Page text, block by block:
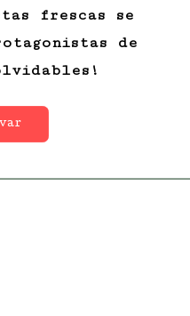
frescas se
de